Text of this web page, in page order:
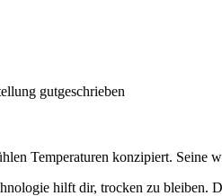
gutgeschrieben
Temperaturen konzipiert.
hilft dir, trocken zu bleiben.